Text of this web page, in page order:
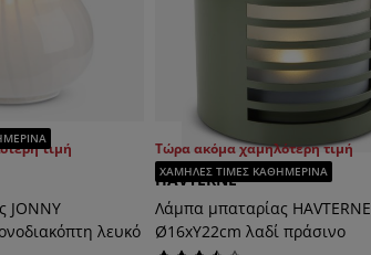
τιμή
JONNY
λευκό
ΧΑΜΗΛΕΣ ΤΙΜΕΣ ΚΑΘΗΜΕΡΙΝΑ
Τώρα ακόμα χαμηλότερη τιμή
HAVTERNE
Λάμπα μπαταρίας HAVTERNE
Ø16xΥ22cm λαδί πράσινο